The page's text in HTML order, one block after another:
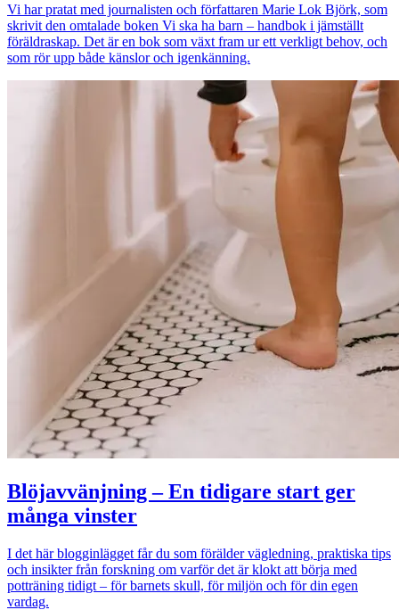
Vi har pratat med journalisten och författaren Marie Lok Björk, som
skrivit den omtalade boken Vi ska ha barn – handbok i jämställt
föräldraskap. Det är en bok som växt fram ur ett verkligt behov, och
som rör upp både känslor och igenkänning.
Blöjavvänjning – En tidigare start ger
många vinster
I det här blogginlägget får du som förälder vägledning, praktiska tips
och insikter från forskning om varför det är klokt att börja med
potträning tidigt – för barnets skull, för miljön och för din egen
vardag.